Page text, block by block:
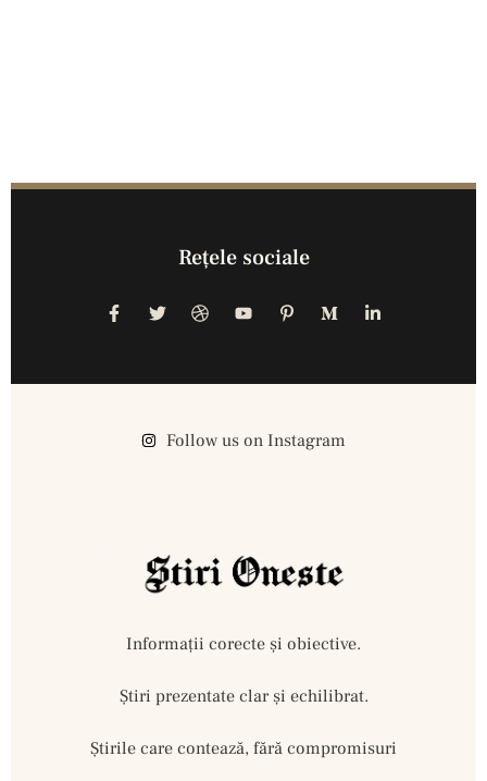
Reţele sociale
Follow us on Instagram
Informații corecte și obiective.
Ştiri prezentate clar și echilibrat.
Știrile care contează, fără compromisuri